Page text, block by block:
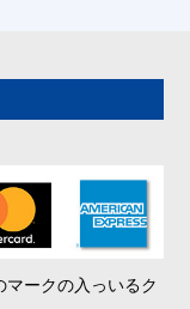
マークの入っいるク